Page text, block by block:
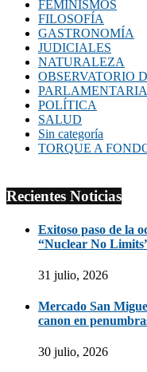
FEMINISMOS
FILOSOFÍA
GASTRONOMÍA
JUDICIALES
NATURALEZA
OBSERVATORIO
POLÍTICA
SALUD
Sin categoría
TORQUE A
Recientes Noticias
Exitoso paso de la
“Nuclear No
31 julio, 2026
Mercado San
canon en
30 julio, 2026